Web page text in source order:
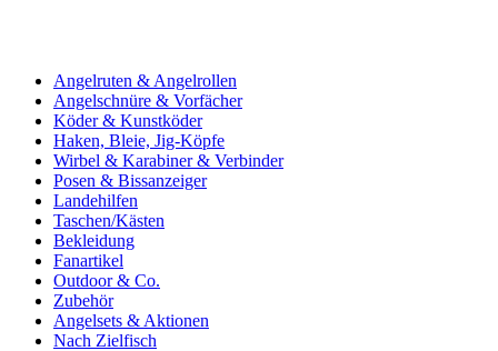
Angelruten & Angelrollen
Angelschnüre & Vorfächer
Köder & Kunstköder
Haken, Bleie, Jig-Köpfe
Wirbel & Karabiner & Verbinder
Posen & Bissanzeiger
Landehilfen
Taschen/Kästen
Bekleidung
Fanartikel
Outdoor & Co.
Zubehör
Angelsets & Aktionen
Nach Zielfisch